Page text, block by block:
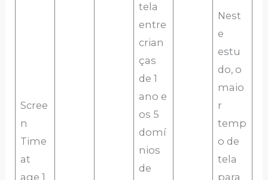
Scree
n
Time
at
age 1
tela
entre
crian
ças
de 1
ano e
os 5
domí
nios
de
Nest
e
estu
do, o
maio
r
temp
o de
tela
para